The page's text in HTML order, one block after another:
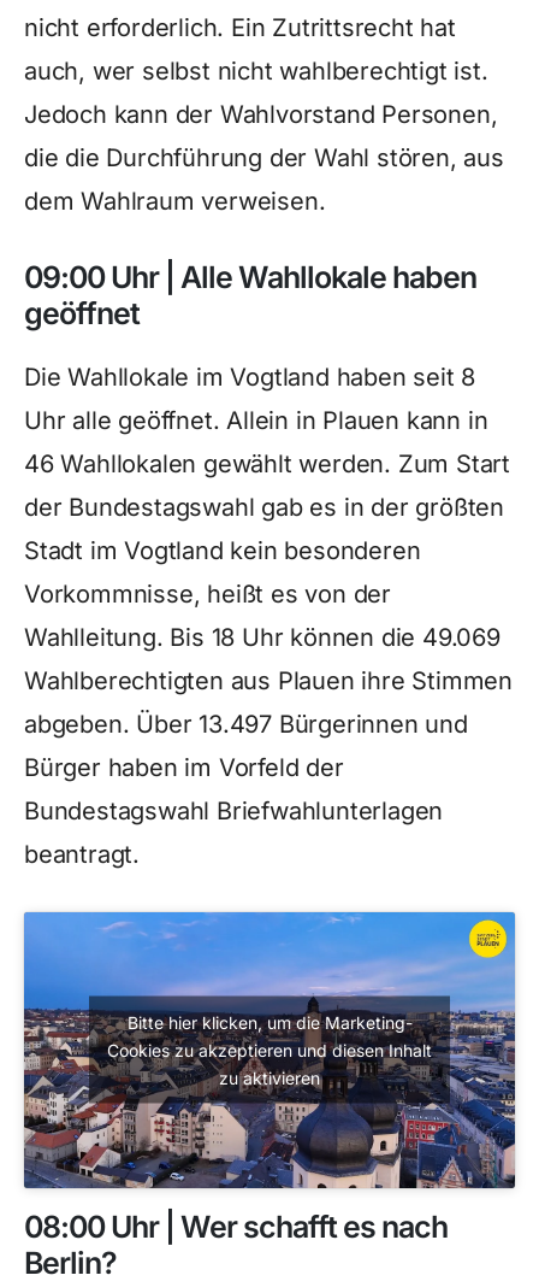
nicht erforderlich. Ein Zutrittsrecht hat
auch, wer selbst nicht wahlberechtigt ist.
Jedoch kann der Wahlvorstand Personen,
die die Durchführung der Wahl stören, aus
dem Wahlraum verweisen.
09:00 Uhr | Alle Wahllokale haben
geöffnet
Die Wahllokale im Vogtland haben seit 8
Uhr alle geöffnet. Allein in Plauen kann in
46 Wahllokalen gewählt werden. Zum Start
der Bundestagswahl gab es in der größten
Stadt im Vogtland kein besonderen
Vorkommnisse, heißt es von der
Wahlleitung. Bis 18 Uhr können die 49.069
Wahlberechtigten aus Plauen ihre Stimmen
abgeben. Über 13.497 Bürgerinnen und
Bürger haben im Vorfeld der
Bundestagswahl Briefwahlunterlagen
beantragt.
Bitte hier klicken, um die Marketing-
Cookies zu akzeptieren und diesen Inhalt
zu aktivieren
08:00 Uhr | Wer schafft es nach
Berlin?